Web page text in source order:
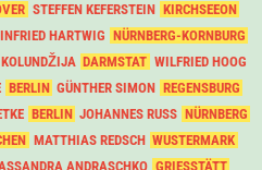
STEFFEN KEFERSTEIN KIRCHSEEON
HARTWIG NÜRNBERG-KORNBURG
DARMSTAT WILFRIED HOOG
BERLIN GÜNTHER SIMON REGENSBURG
BERLIN JOHANNES RUSS
NÜRNBERG
MATTHIAS REDSCH WUSTERMARK
ANDRASCHKO GRIESSTÄTT